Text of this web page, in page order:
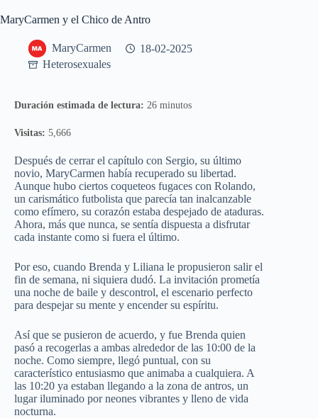
MaryCarmen y el Chico de Antro
MaryCarmen
18-02-2025
Heterosexuales
Duración estimada de lectura: 26 minutos
Visitas: 5,666
Después de cerrar el capítulo con Sergio, su último
novio, MaryCarmen había recuperado su libertad.
Aunque hubo ciertos coqueteos fugaces con Rolando,
un carismático futbolista que parecía tan inalcanzable
como efímero, su corazón estaba despejado de ataduras.
Ahora, más que nunca, se sentía dispuesta a disfrutar
cada instante como si fuera el último.
Por eso, cuando Brenda y Liliana le propusieron salir el
fin de semana, ni siquiera dudó. La invitación prometía
una noche de baile y descontrol, el escenario perfecto
para despejar su mente y encender su espíritu.
Así que se pusieron de acuerdo, y fue Brenda quien
pasó a recogerlas a ambas alrededor de las 10:00 de la
noche. Como siempre, llegó puntual, con su
característico entusiasmo que animaba a cualquiera. A
las 10:20 ya estaban llegando a la zona de antros, un
lugar iluminado por neones vibrantes y lleno de vida
nocturna.